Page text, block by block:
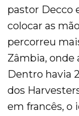
pastor Decco
colocar as
percorreu
Zâmbia, onde
Dentro havia
dos
em francês, o